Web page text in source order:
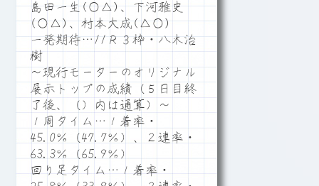
島田一生(○△)、下河雅史
(○△)、村本大成(△○)
一発期待…11Ｒ３枠・八木治
樹
～現行モーターのオリジナル
展示トップの成績（５日目終
了後、（）内は通算）～
１周タイム…１着率・
45.0％（47.7％）、２連率・
63.3％（65.9％）
回り足タイム…１着率・